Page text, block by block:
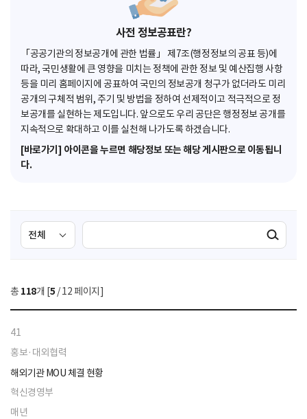
사전 정보공표란?
「공공기관의 정보공개에 관한 법률」 제7조(행정정보의 공표 등)에
따라, 국민생활에 큰 영향을 미치는 정책에 관한 정보 및 예산집행 사항
등을 미리 홈페이지에 공표하여 국민의 정보공개 청구가 없더라도 미리
공개의 구체적 범위, 주기 및 방법을 정하여 선제적이고 적극적으로 정
보공개를 실현하는 제도입니다. 앞으로도 우리 공단은 행정정보 공개를
지속적으로 확대하고 이를 실천해 나가도록 하겠습니다.
[바로가기] 아이콘을 누르면 해당정보 또는 해당 게시판으로 이동됩니
다.
검
색
선
택
색
검색실행
총 118개 [5 / 12 페이지]
41
홍보·대외협력
해외기관 MOU 체결 현황
혁신경영부
매년